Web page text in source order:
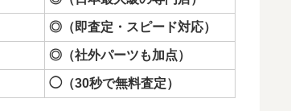
◎（即査定・スピード対応）
◎（社外パーツも加点）
◯（30秒で無料査定）